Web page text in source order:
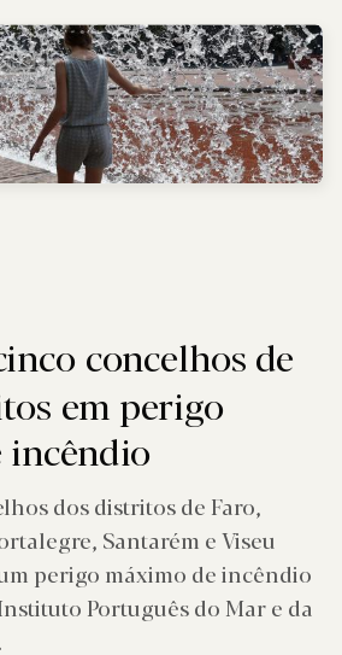
concelhos de
em perigo
incêndio
dos distritos de Faro,
Santarém e Viseu
perigo máximo de incêndio
Português do Mar e da